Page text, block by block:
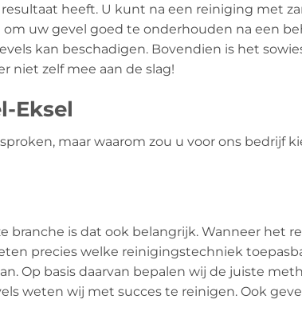
heeft. U kunt na een reiniging met
om uw gevel goed te onderhouden na een
kan beschadigen. Bovendien is het
niet zelf mee aan de slag!
Eksel
maar waarom zou u voor ons bedrijf
branche is dat ook belangrijk. Wanneer het
precies welke reinigingstechniek
Op basis daarvan bepalen wij de juiste
weten wij met succes te reinigen. Ook